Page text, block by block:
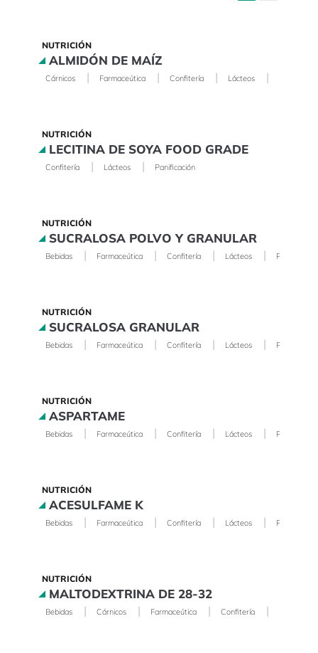
NUTRICIÓN
ALMIDÓN DE MAÍZ
Cárnicos | Farmaceútica | Confitería | Lácteos |
NUTRICIÓN
LECITINA DE SOYA FOOD GRADE
Confitería | Lácteos | Panificación
NUTRICIÓN
SUCRALOSA POLVO Y GRANULAR
Bebidas | Farmaceútica | Confitería | Lácteos | Panificación
NUTRICIÓN
SUCRALOSA GRANULAR
Bebidas | Farmaceútica | Confitería | Lácteos | Panificación
NUTRICIÓN
ASPARTAME
Bebidas | Farmaceútica | Confitería | Lácteos | Panificación
NUTRICIÓN
ACESULFAME K
Bebidas | Farmaceútica | Confitería | Lácteos | Panificación
NUTRICIÓN
MALTODEXTRINA DE 28-32
Bebidas | Cárnicos | Farmaceútica | Confitería |